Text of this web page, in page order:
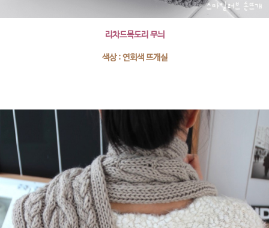
리차드목도리 무늬
색상 : 연회색 뜨개실